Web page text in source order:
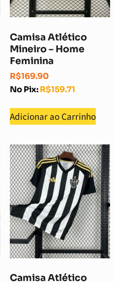
Camisa Atlético
Mineiro – Home
Feminina
R$169.90
No Pix:R$159.71
Adicionar ao Carrinho
Camisa Atlético